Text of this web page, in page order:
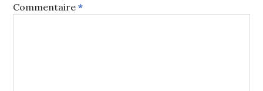
Commentaire*